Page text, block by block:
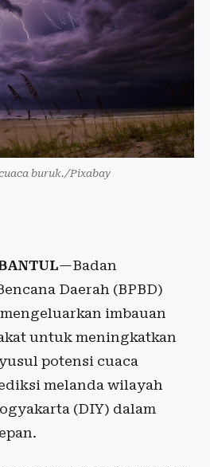
buruk./Pixabay
—Badan
Daerah (BPBD)
imbauan
untuk meningkatkan
potensi cuaca
melanda wilayah
(DIY) dalam